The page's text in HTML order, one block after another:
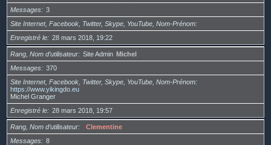
Messages
3
Site Internet, Facebook, Twitter, Skype, YouTube, Nom-Prénom
Enregistré le
28 mars 2018, 19:22
Rang, Nom d’utilisateur Site Admin Michel
Messages
370
Site Internet, Facebook, Twitter, Skype, YouTube, Nom-Prénom
https://www.yikingdo.eu
Michel Granger
Enregistré le
28 mars 2018, 19:57
Rang, Nom d’utilisateur
Clementine
Messages
8